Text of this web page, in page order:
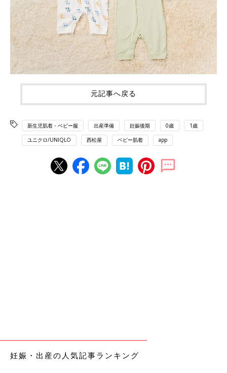
元記事へ戻る
新生児肌着・ベビー服 出産準備 妊娠後期 0歳 1歳
ユニクロ/UNIQLO 西松屋 ベビー肌着 app
妊娠・出産の人気記事ランキング